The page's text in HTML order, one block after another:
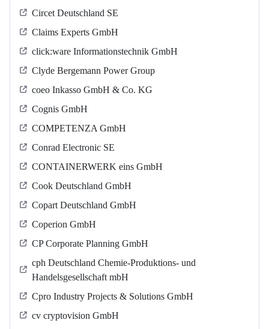
Circet Deutschland SE
Claims Experts GmbH
click:ware Informationstechnik GmbH
Clyde Bergemann Power Group
coeo Inkasso GmbH & Co. KG
Cognis GmbH
COMPETENZA GmbH
Conrad Electronic SE
CONTAINERWERK eins GmbH
Cook Deutschland GmbH
Copart Deutschland GmbH
Coperion GmbH
CP Corporate Planning GmbH
cph Deutschland Chemie-Produktions- und
Handelsgesellschaft mbH
Cpro Industry Projects & Solutions GmbH
cv cryptovision GmbH